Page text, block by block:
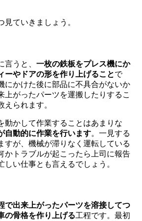
見ていきましょう。
言うと、 一枚の鉄板をプレス機にか
ーやドアの形を作り上げることで
にかけた後に部品に不具合がないか
上がったパーツを運搬したりするこ
えられます。
動かして作業することはあまりな
自動的に作業を行います。一見する
すが、機械が滞りなく運転している
かトラブルが起こったら上司に報告
しい仕事とも言えるでしょう。
で出来上がったパーツを溶接してつ
の骨格を作り上げる工程です。最初